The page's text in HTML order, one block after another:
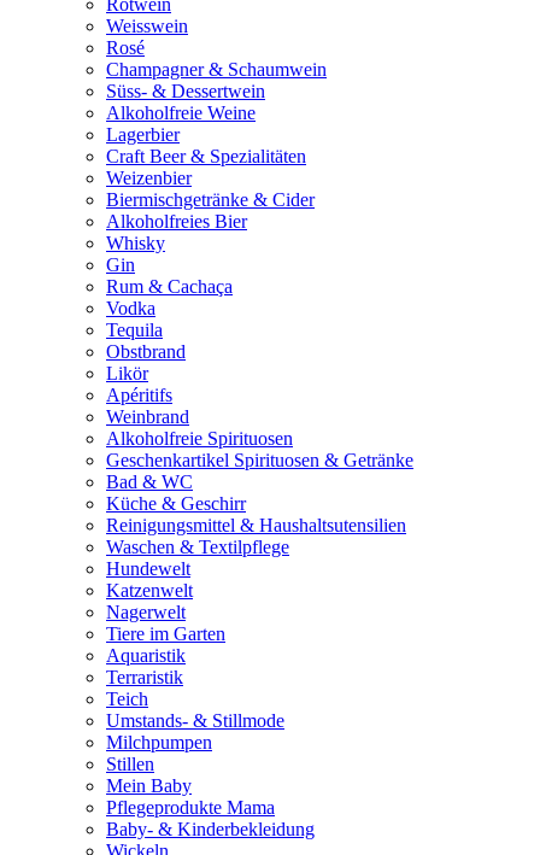
Rotwein
Weisswein
Rosé
Champagner & Schaumwein
Süss- & Dessertwein
Alkoholfreie Weine
Lagerbier
Craft Beer & Spezialitäten
Weizenbier
Biermischgetränke & Cider
Alkoholfreies Bier
Whisky
Gin
Rum & Cachaça
Vodka
Tequila
Obstbrand
Likör
Apéritifs
Weinbrand
Alkoholfreie Spirituosen
Geschenkartikel Spirituosen & Getränke
Bad & WC
Küche & Geschirr
Reinigungsmittel & Haushaltsutensilien
Waschen & Textilpflege
Hundewelt
Katzenwelt
Nagerwelt
Tiere im Garten
Aquaristik
Terraristik
Teich
Umstands- & Stillmode
Milchpumpen
Stillen
Mein Baby
Pflegeprodukte Mama
Baby- & Kinderbekleidung
Wickeln